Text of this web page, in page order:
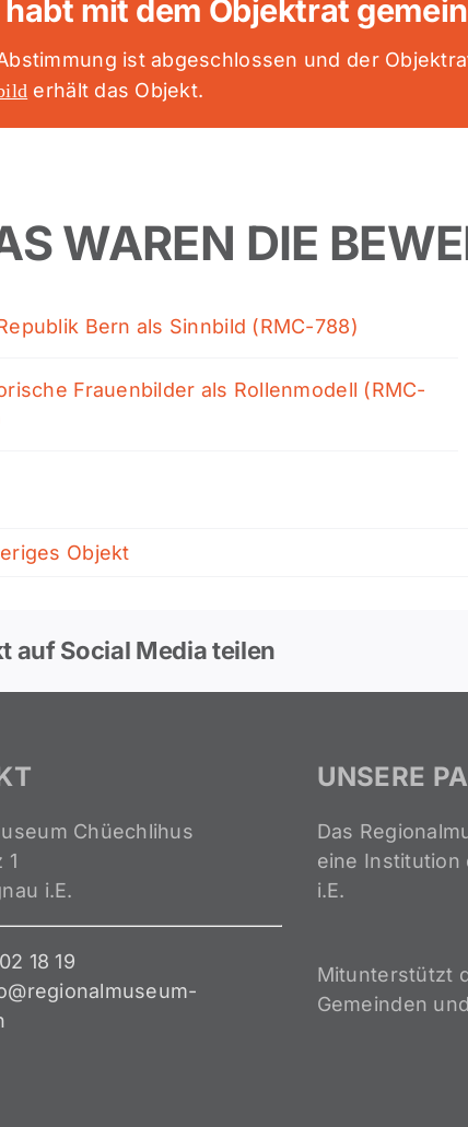
habt mit dem Objektrat
ist abgeschlossen und der
erhält das Objekt.
WAREN DIE
Bern als Sinnbild (RMC-788)
Frauenbilder als Rollenmodell (RMC-
Objekt
auf Social Media teilen
Chüechlihus
1
i.E.
18 19
UNSERE
Das
eine Institution
i.E.
Mitunterstützt
Gemeinden